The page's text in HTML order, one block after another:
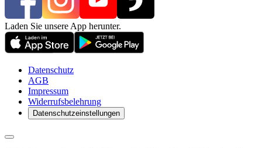
Laden Sie unsere App herunter.
Datenschutz
AGB
Impressum
Widerrufsbelehrung
Datenschutzeinstellungen